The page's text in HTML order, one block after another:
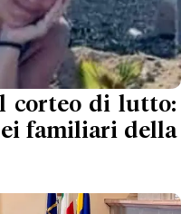
corteo di lutto:
familiari della